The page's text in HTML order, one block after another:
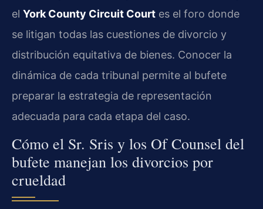
el York County Circuit Court es el foro donde
se litigan todas las cuestiones de divorcio y
distribución equitativa de bienes. Conocer la
dinámica de cada tribunal permite al bufete
preparar la estrategia de representación
adecuada para cada etapa del caso.
Cómo el Sr. Sris y los Of Counsel del
bufete manejan los divorcios por
crueldad